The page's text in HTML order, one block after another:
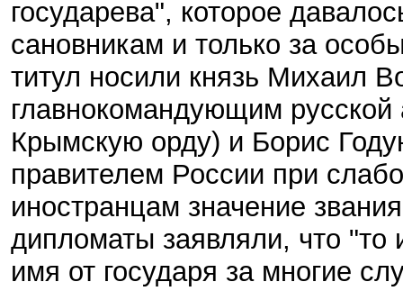
государева", которое
сановникам и только за
титул носили князь Михаил
главнокомандующим русской
Крымскую орду) и Борис
правителем России при
иностранцам значение
дипломаты заявляли, что "то
имя от государя за многие